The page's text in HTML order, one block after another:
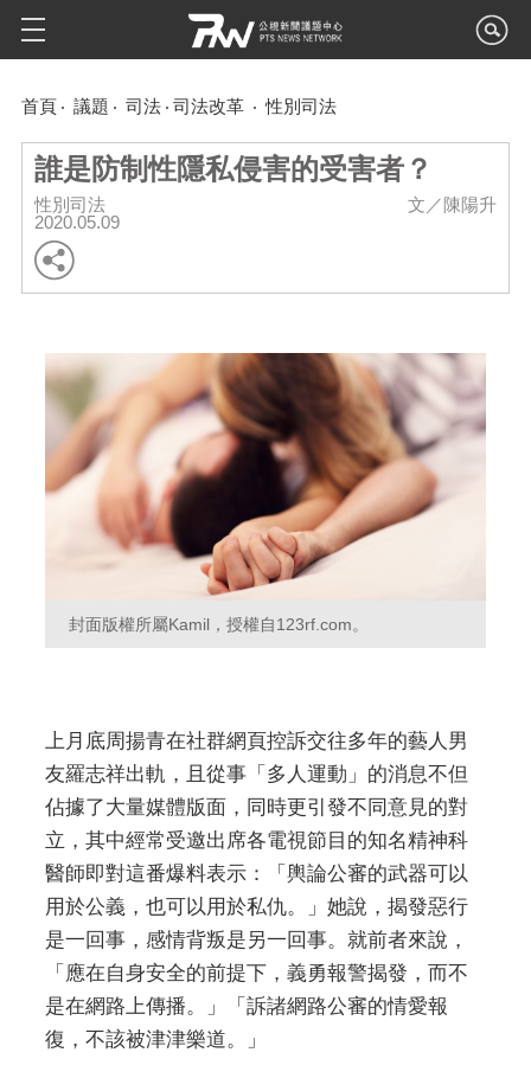
首頁 議題 司法 司法改革 性別司法
誰是防制性隱私侵害的受害者？
性別司法
2020.05.09
文／陳陽升
封面版權所屬Kamil，授權自123rf.com。
上月底周揚青在社群網頁控訴交往多年的藝人男
友羅志祥出軌，且從事「多人運動」的消息不但
佔據了大量媒體版面，同時更引發不同意見的對
立，其中經常受邀出席各電視節目的知名精神科
醫師即對這番爆料表示：「輿論公審的武器可以
用於公義，也可以用於私仇。」她說，揭發惡行
是一回事，感情背叛是另一回事。就前者來說，
「應在自身安全的前提下，義勇報警揭發，而不
是在網路上傳播。」「訴諸網路公審的情愛報
復，不該被津津樂道。」